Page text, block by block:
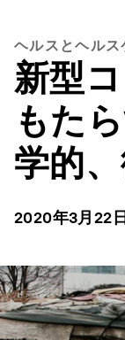
ヘルスとヘルス
新型
もた
学的
2020年3月22日